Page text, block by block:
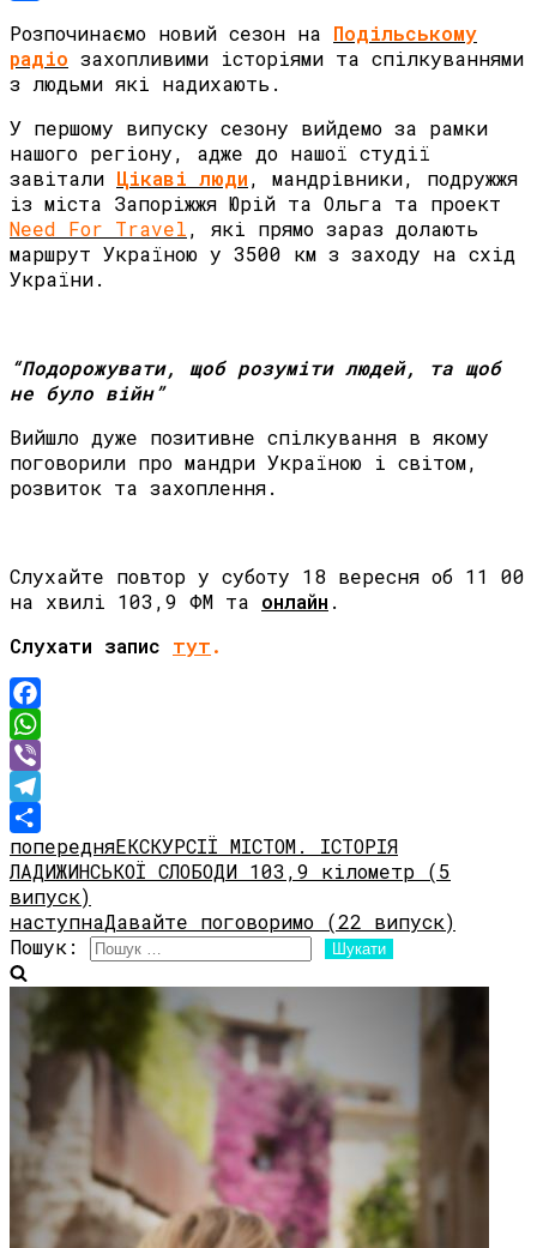
Розпочинаємо новий сезон на Подільському
радіо захопливими історіями та спілкуваннями
з людьми які надихають.
У першому випуску сезону вийдемо за рамки
нашого регіону, адже до нашої студії
завітали Цікаві люди, мандрівники, подружжя
із міста Запоріжжя Юрій та Ольга та проект
Need For Travel, які прямо зараз долають
маршрут Україною у 3500 км з заходу на схід
України.
“Подорожувати, щоб розуміти людей, та щоб
не було війн”
Вийшло дуже позитивне спілкування в якому
поговорили про мандри Україною і світом,
розвиток та захоплення.
Слухайте повтор у суботу 18 вересня об 11 00
на хвилі 103,9 ФМ та онлайн .
Слухати запис тут.
Facebook
WhatsApp
Viber
Telegram
Share
попередняЕКСКУРСІЇ МІСТОМ. ІСТОРІЯ
ЛАДИЖИНСЬКОЇ СЛОБОДИ 103,9 кілометр (5
випуск)
наступнаДавайте поговоримо (22 випуск)
Пошук: